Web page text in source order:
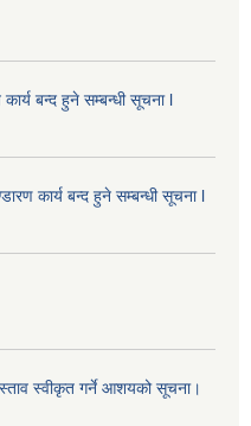
बन्द हुने सम्बन्धी सूचना l
कार्य बन्द हुने सम्बन्धी सूचना l
स्वीकृत गर्ने आशयको सूचना।